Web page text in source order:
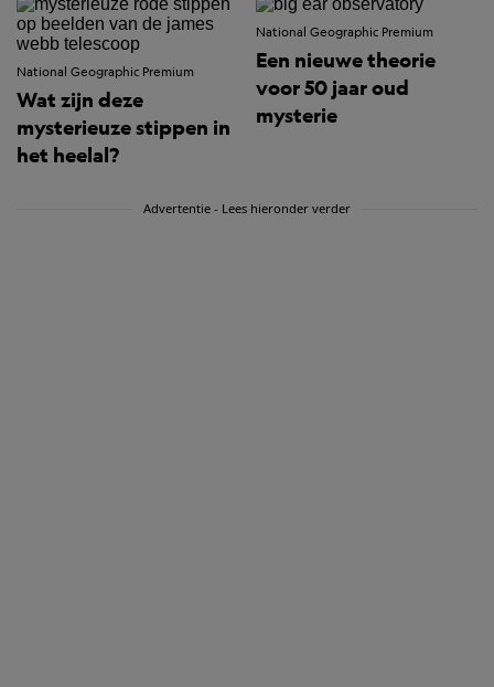
National Geographic Premium
Wat zijn deze
mysterieuze stippen in
het heelal?
National Geographic Premium
Een nieuwe theorie
voor 50 jaar oud
mysterie
Advertentie - Lees hieronder verder